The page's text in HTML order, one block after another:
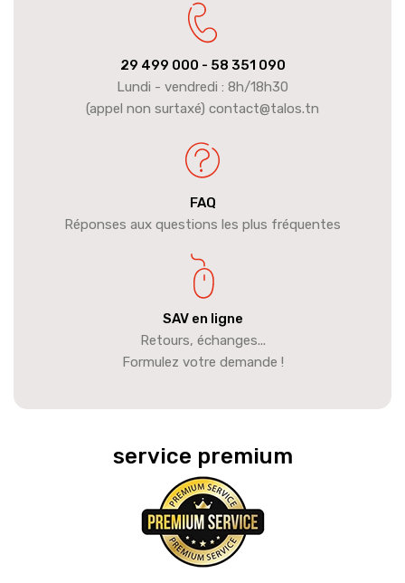
29 499 000 - 58 351 090
Lundi - vendredi : 8h/18h30
(appel non surtaxé) contact@talos.tn
FAQ
Réponses aux questions les plus fréquentes
SAV en ligne
Retours, échanges...
Formulez votre demande !
service premium